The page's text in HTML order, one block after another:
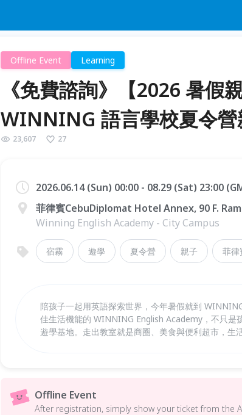
Offline Event Learning
《免費諮詢》【2026 暑假
WINNING 語言學校夏令營
23,607 27
2026.06.14 (Sun) 00:00 - 08.29 (Sat) 23:00
菲律賓CebuDiplomat Hotel Annex, 90 F.
Winning English Academy - City Campus
宿霧 遊學 夏令營 親子 菲律
陪孩子一起用英語探索世界，今年暑假就到
佳生活機能的 WINNING English Academy，不只是
遊學基地。走出教室就是商圈、美食與便利超市，生
Offline Event
After registration, simply show your ticket from the